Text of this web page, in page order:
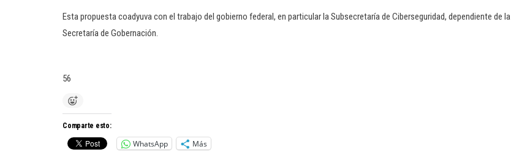
Esta propuesta coadyuva con el trabajo del gobierno federal, en particular la Subsecretaría de Ciberseguridad, dependiente de la
Secretaría de Gobernación.
56
Comparte esto:
WhatsApp Más